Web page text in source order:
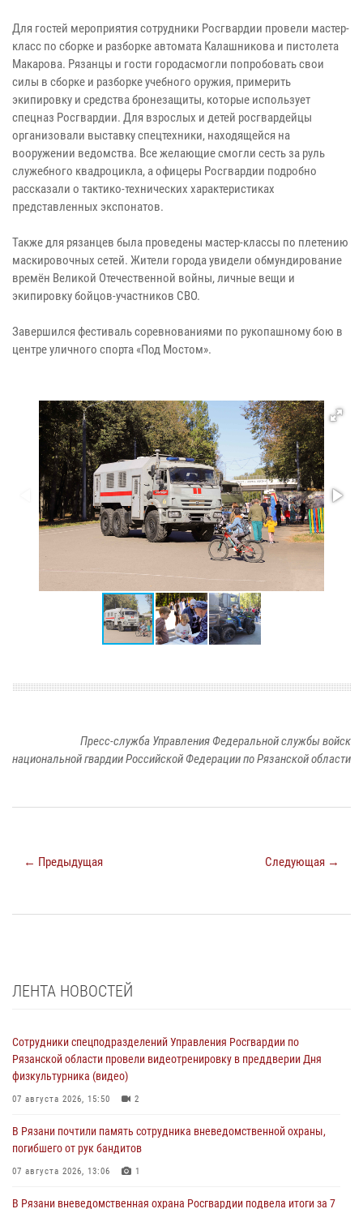
Для гостей мероприятия сотрудники Росгвардии провели мастер-
класс по сборке и разборке автомата Калашникова и пистолета
Макарова. Рязанцы и гости городасмогли попробовать свои
силы в сборке и разборке учебного оружия, примерить
экипировку и средства бронезащиты, которые использует
спецназ Росгвардии. Для взрослых и детей росгвардейцы
организовали выставку спецтехники, находящейся на
вооружении ведомства. Все желающие смогли сесть за руль
служебного квадроцикла, а офицеры Росгвардии подробно
рассказали о тактико-технических характеристиках
представленных экспонатов.
Также для рязанцев была проведены мастер-классы по плетению
маскировочных сетей. Жители города увидели обмундирование
времён Великой Отечественной войны, личные вещи и
экипировку бойцов-участников СВО.
Завершился фестиваль соревнованиями по рукопашному бою в
центре уличного спорта «Под Мостом».
Пресс-служба Управления Федеральной службы войск
национальной гвардии Российской Федерации по Рязанской области
← Предыдущая Следующая →
ЛЕНТА НОВОСТЕЙ
Сотрудники спецподразделений Управления Росгвардии по
Рязанской области провели видеотренировку в преддверии Дня
физкультурника (видео)
07 августа 2026, 15:50 2
В Рязани почтили память сотрудника вневедомственной охраны,
погибшего от рук бандитов
07 августа 2026, 13:06 1
В Рязани вневедомственная охрана Росгвардии подвела итоги за 7